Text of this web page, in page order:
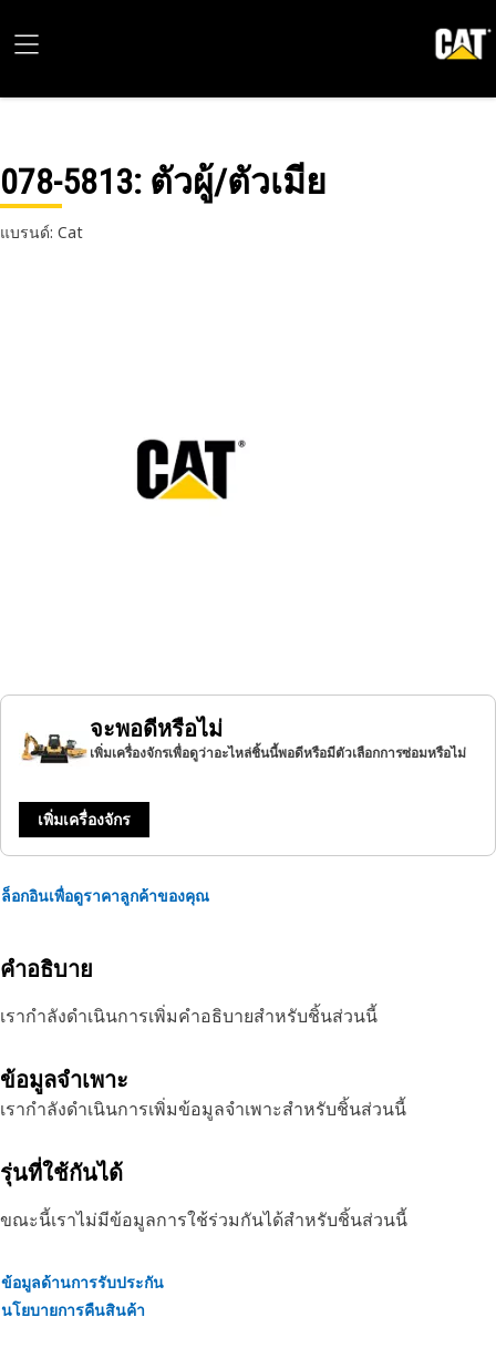
078-5813: ตัวผู้/ตัวเมีย
แบรนด์: Cat
จะพอดีหรือไม่
เพิ่มเครื่องจักรเพื่อดูว่าอะไหล่ชิ้นนี้พอดีหรือมีตัวเลือกการซ่อมหรือไม่
เพิ่มเครื่องจักร
ล็อกอินเพื่อดูราคาลูกค้าของคุณ
คำอธิบาย
เรากำลังดำเนินการเพิ่มคำอธิบายสำหรับชิ้นส่วนนี้
ข้อมูลจำเพาะ
เรากำลังดำเนินการเพิ่มข้อมูลจำเพาะสำหรับชิ้นส่วนนี้
รุ่นที่ใช้กันได้
ขณะนี้เราไม่มีข้อมูลการใช้ร่วมกันได้สำหรับชิ้นส่วนนี้
ข้อมูลด้านการรับประกัน
นโยบายการคืนสินค้า